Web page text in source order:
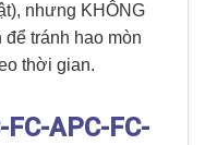
nhưng KHÔNG
để tránh hao mòn
thời gian.
APC-FC-